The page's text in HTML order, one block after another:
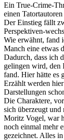
Ein True-Crime-
einen
Der Einstieg fällt
Perspektiven-
Wie erwähnt, fand
Manch eine etwas
Dadurch, dass ich
gelingen wird, den
fand. Hier hätte es
Erzählt werden
Darstellungen
Die Charaktere,
sich überzeugt und
Moritz Vogel, war
noch einmal mehr
gezeichnet. Alles